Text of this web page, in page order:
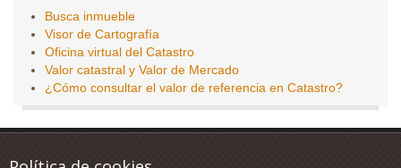
Busca inmueble
Visor de Cartografía
Oficina virtual del Catastro
Valor catastral y Valor de Mercado
¿Cómo consultar el valor de referencia en Catastro?